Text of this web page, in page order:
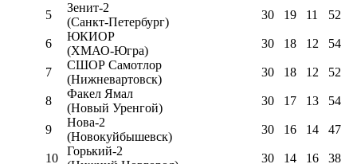
5
Зенит-2
(Санкт-Петербург)
30 19 11 52
6
ЮКИОР
(ХМАО-Югра)
30 18 12 54
7
СШОР Самотлор
(Нижневартовск)
30 18 12 52
8
Факел Ямал
(Новый Уренгой)
30 17 13 54
9
Нова-2
(Новокуйбышевск)
30 16 14 47
10
Горький-2
30 14 16 38